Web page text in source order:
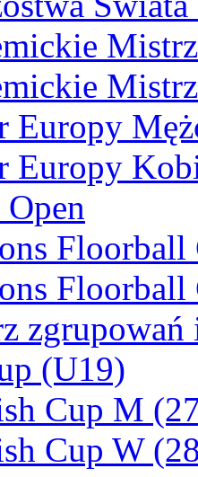
Europy
Europy
Floorball
Floorball
(U19)
Cup M
Cup W